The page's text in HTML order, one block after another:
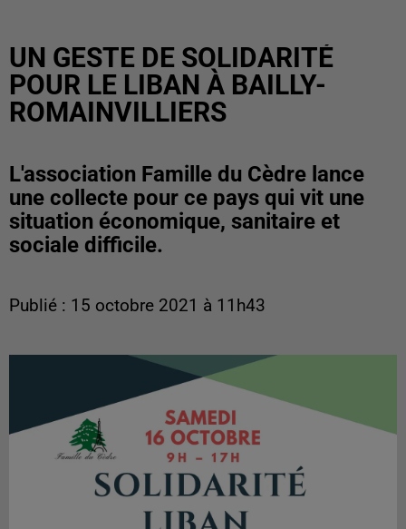
UN GESTE DE SOLIDARITÉ
POUR LE LIBAN À BAILLY-
ROMAINVILLIERS
L'association Famille du Cèdre lance
une collecte pour ce pays qui vit une
situation économique, sanitaire et
sociale difficile.
Publié : 15 octobre 2021 à 11h43